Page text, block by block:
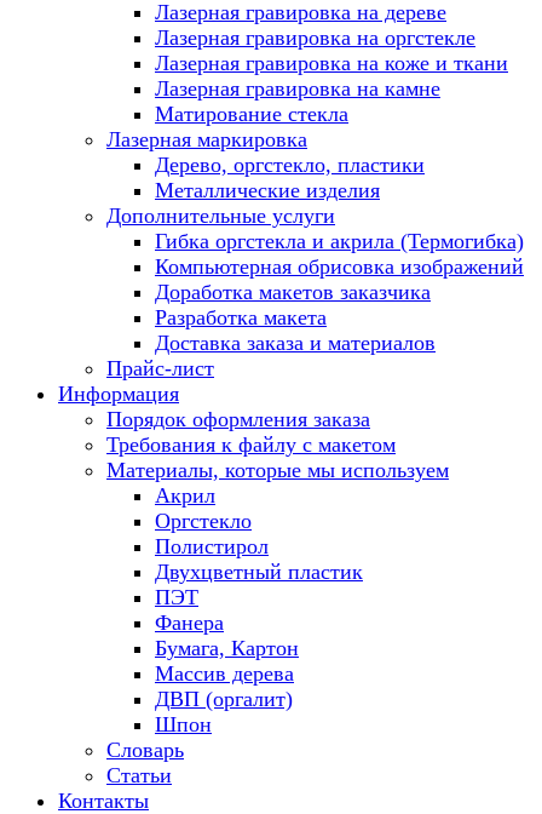
Лазерная гравировка на дереве
Лазерная гравировка на оргстекле
Лазерная гравировка на коже и ткани
Лазерная гравировка на камне
Матирование стекла
Лазерная маркировка
Дерево, оргстекло, пластики
Металлические изделия
Дополнительные услуги
Гибка оргстекла и акрила (Термогибка)
Компьютерная обрисовка изображений
Доработка макетов заказчика
Разработка макета
Доставка заказа и материалов
Прайс-лист
Информация
Порядок оформления заказа
Требования к файлу c макетом
Материалы, которые мы используем
Акрил
Оргстекло
Полистирол
Двухцветный пластик
ПЭТ
Фанера
Бумага, Картон
Массив дерева
ДВП (оргалит)
Шпон
Словарь
Статьи
Контакты